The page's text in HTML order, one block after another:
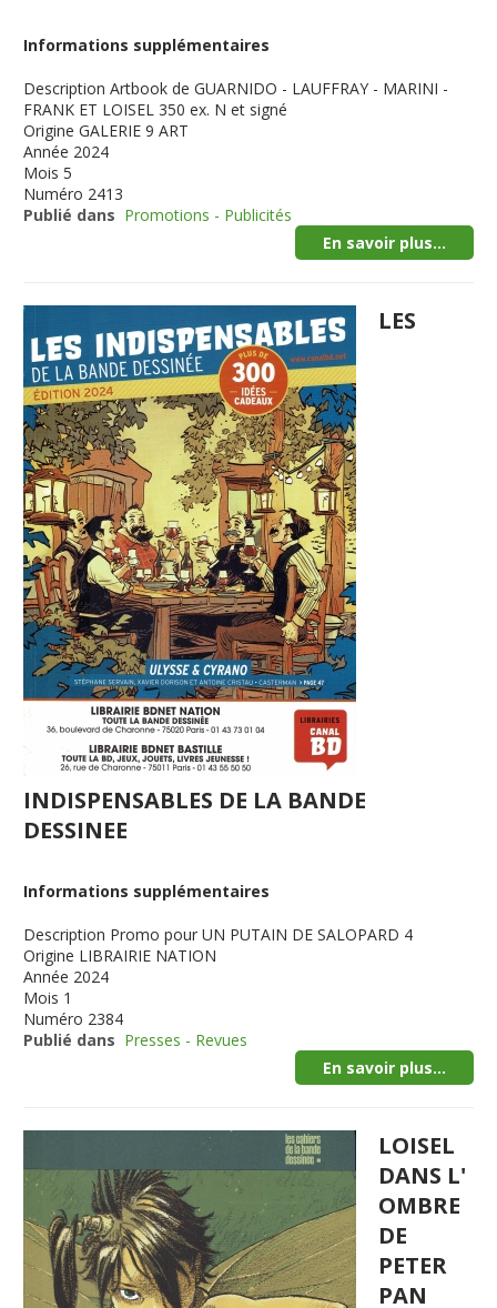
Informations supplémentaires
Description Artbook de GUARNIDO - LAUFFRAY - MARINI -
FRANK ET LOISEL 350 ex. N et signé
Origine GALERIE 9 ART
Année 2024
Mois 5
Numéro 2413
Publié dans Promotions - Publicités
En savoir plus...
LES
INDISPENSABLES DE LA BANDE
DESSINEE
Informations supplémentaires
Description Promo pour UN PUTAIN DE SALOPARD 4
Origine LIBRAIRIE NATION
Année 2024
Mois 1
Numéro 2384
Publié dans Presses - Revues
En savoir plus...
LOISEL
DANS L'
OMBRE
DE
PETER
PAN